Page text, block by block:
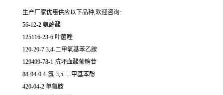
生产厂家优惠供应以下品种,欢迎咨询:
56-12-2 氨酪酸
125116-23-6 叶菌唑
120-20-7 3,4-二甲氧基苯乙胺
129499-78-1 抗坏血酸葡糖苷
88-04-0 4-氯-3,5-二甲基苯酚
420-04-2 单氰胺